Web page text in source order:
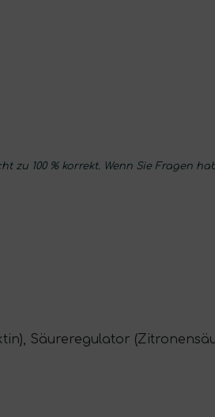
100 % korrekt. Wenn Sie Fragen
Säureregulator